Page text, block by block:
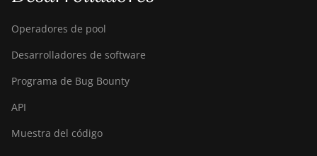
Operadores de pool
Desarrolladores de software
Programa de Bug Bounty
API
Muestra del código